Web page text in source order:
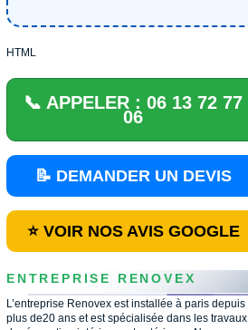
HTML
📞 APPELER : 06 13 72 77
06
📝 DEMANDER UN DEVIS
⭐ VOIR NOS AVIS GOOGLE
ENTREPRISE RENOVEX
L’entreprise Renovex est installée à paris depuis
plus de20 ans et est spécialisée dans les travaux